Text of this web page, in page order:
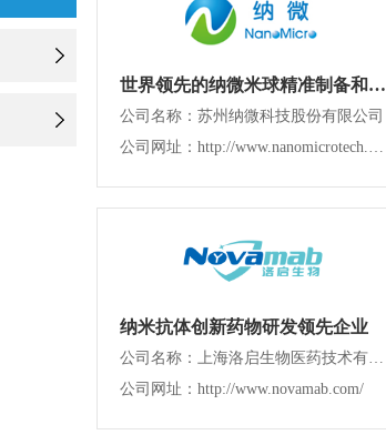
世界领先的纳微米球精准制备和应用服务商
公司名称：苏州纳微科技股份有限公司
纳米抗体创新药物研发领先企业
公司名称：上海洛启生物医药技术有限公司
公司网址：http://www.novamab.com/